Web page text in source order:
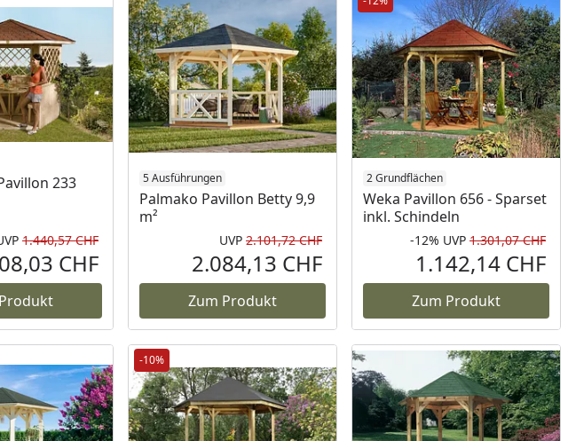
233
Rabatt in Prozent
Ursprünglicher Preis
1.440,57 CHF
Aktueller Preis
CHF
5 Ausführungen
Palmako Pavillon Betty 9,9
m²
Ursprünglicher Preis
UVP 2.101,72 CHF
2.084,13 CHF
Zum Produkt
2 Grundflächen
Weka Pavillon 656 - Sparset
inkl. Schindeln
-12% UVP 1.301,07 CHF
1.142,14 CHF
Zum Produkt
-10%